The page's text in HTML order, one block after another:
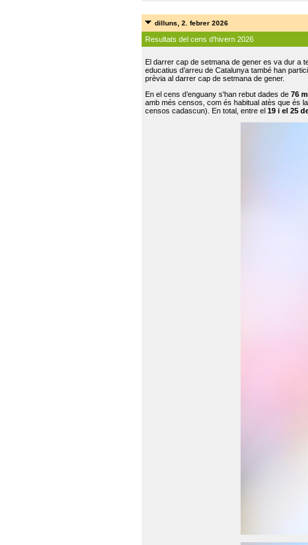
dilluns, 2. febrer 2026
Resultats del cens d'hivern 2026
El darrer cap de setmana de gener es va dur a
educatius d’arreu de Catalunya també han
prèvia al darrer cap de setmana de gener.
En el cens d’enguany s'han rebut dades de 76
amb més censos, com és habitual atès que és
censos cadascun). En total, entre el 19 i el 25